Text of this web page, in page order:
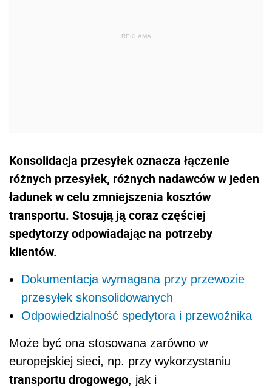
Konsolidacja przesyłek oznacza łączenie
różnych przesyłek, różnych nadawców w jeden
ładunek w celu zmniejszenia kosztów
transportu. Stosują ją coraz częściej
spedytorzy odpowiadając na potrzeby
klientów.
Dokumentacja wymagana przy przewozie
przesyłek skonsolidowanych
Odpowiedzialność spedytora i przewoźnika
Może być ona stosowana zarówno w
europejskiej sieci, np. przy wykorzystaniu
transportu drogowego, jak i